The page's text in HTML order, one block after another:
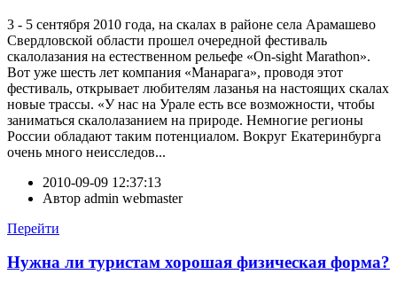
3 - 5 сентября 2010 года, на скалах в районе села Арамашево
Свердловской области прошел очередной фестиваль
скалолазания на естественном рельефе «On-sight Marathon».
Вот уже шесть лет компания «Манарага», проводя этот
фестиваль, открывает любителям лазанья на настоящих скалах
новые трассы. «У нас на Урале есть все возможности, чтобы
заниматься скалолазанием на природе. Немногие регионы
России обладают таким потенциалом. Вокруг Екатеринбурга
очень много неисследов...
2010-09-09 12:37:13
Автор admin webmaster
Перейти
Нужна ли туристам хорошая физическая форма?